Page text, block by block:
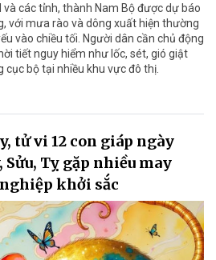
và các tỉnh, thành Nam Bộ được dự báo
với mưa rào và dông xuất hiện thường
vào chiều tối. Người dân cần chủ động
tiết nguy hiểm như lốc, sét, gió giật
cục bộ tại nhiều khu vực đô thị.
tử vi 12 con giáp ngày
Sửu, Tỵ gặp nhiều may
khởi sắc